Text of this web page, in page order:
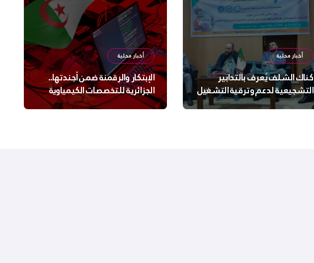
أخبار محلية
كناك الشلف يُعرف بالتدابير
التشجيعية لدعم وترقية التشغيل
أخبار محلية
الإبتكار والرقمنة ضمن أجندتها..
الجزائرية للتخصصات الكيمياوية
ترعى تحدي الإبتكار الجزائري